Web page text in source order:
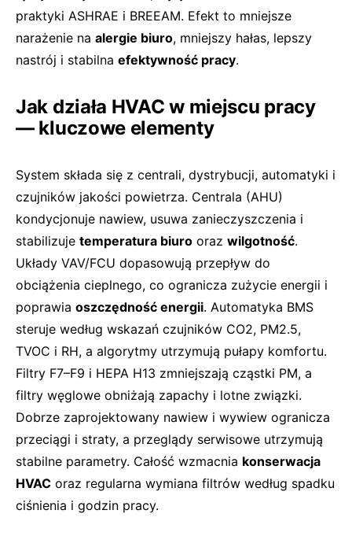
praktyki ASHRAE i BREEAM. Efekt to mniejsze
narażenie na alergie biuro, mniejszy hałas, lepszy
nastrój i stabilna efektywność pracy.
Jak działa HVAC w miejscu pracy
— kluczowe elementy
System składa się z centrali, dystrybucji, automatyki i
czujników jakości powietrza. Centrala (AHU)
kondycjonuje nawiew, usuwa zanieczyszczenia i
stabilizuje temperatura biuro oraz wilgotność.
Układy VAV/FCU dopasowują przepływ do
obciążenia cieplnego, co ogranicza zużycie energii i
poprawia oszczędność energii. Automatyka BMS
steruje według wskazań czujników CO2, PM2.5,
TVOC i RH, a algorytmy utrzymują pułapy komfortu.
Filtry F7–F9 i HEPA H13 zmniejszają cząstki PM, a
filtry węglowe obniżają zapachy i lotne związki.
Dobrze zaprojektowany nawiew i wywiew ogranicza
przeciągi i straty, a przeglądy serwisowe utrzymują
stabilne parametry. Całość wzmacnia konserwacja
HVAC oraz regularna wymiana filtrów według spadku
ciśnienia i godzin pracy.